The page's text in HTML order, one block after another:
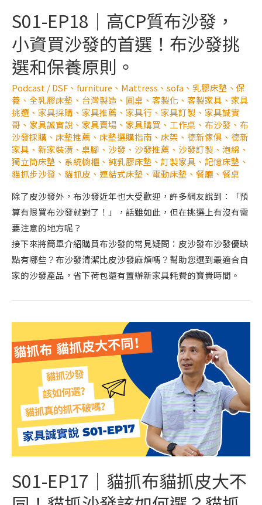
S01-EP18｜高CP質布沙發，
小資買沙發的首選！布沙發挑
選和保養原則。
Podcast /DSF 、 furniture 、 Mattress 、 sofa 、 乳膠床墊 、 保
養 、 全乳膠床墊 、 台灣製造 、 圓桌 、 客製化 、 客製家具 、 家具
挑選 、 家具採購 、 家具推薦 、 家具行 、 家具訂製 、 家具誠實
哥 、 家具誠實說 、 家具賣場 、 家具購買 、 工作桌 、 布沙發 、 布
沙發採購 、 床墊推薦 、 床墊選購指南 、 床架 、 德新傢俱 、 德新
家具 、 新家裝潢 、 桌腳 、 沙發 、 沙發推薦 、 沙發訂製 、 泡綿 、
獨立筒床墊 、 系統櫥櫃 、 純乳膠床墊 、 訂製家具 、 記憶床墊 、
貓抓步沙發 、 貓抓皮 、 連結式床墊 、 電動床墊 、 餐廳 、 餐桌
除了皮沙發外，布沙發近年也大受歡迎，許多網友說到：「預
算有限買布沙發就對了！」，話雖如此，但在挑選上有沒有需
要注意的地方呢？
接下來將簡單介紹購買布沙發的常見疑問：皮沙發布沙發優缺
點有哪些？布沙發清潔比皮沙發麻煩嗎？幫助您選到最適合自
家的沙發產品，省下荷包還有置辦新家具耗費的寶貴時間。
S01-EP17｜貓抓布貓抓皮大不